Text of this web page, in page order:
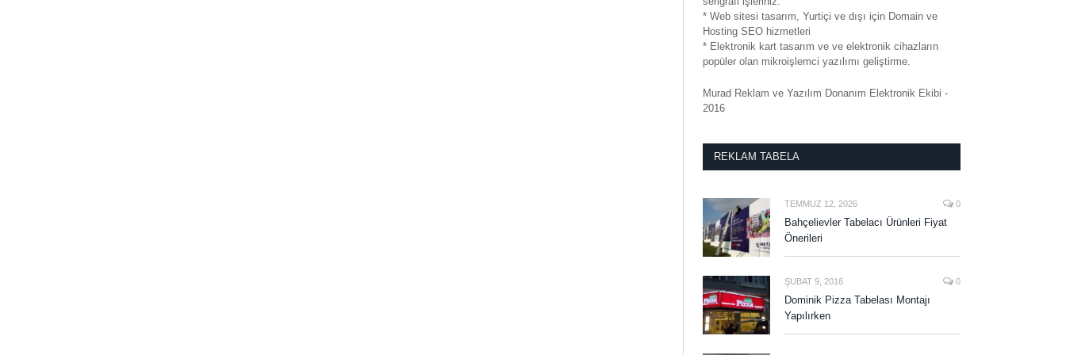
* Web sitesi tasarım, Yurtiçi ve dışı için Domain ve
Hosting SEO hizmetleri
* Elektronik kart tasarım ve ve elektronik cihazların
popüler olan mikroişlemci yazılımı geliştirme.
Murad Reklam ve Yazılım Donanım Elektronik Ekibi -
2016
REKLAM TABELA
TEMMUZ 12, 2026 0
Bahçelievler Tabelacı Ürünleri Fiyat
Önerileri
ŞUBAT 9, 2016 0
Dominik Pizza Tabelası Montajı
Yapılırken